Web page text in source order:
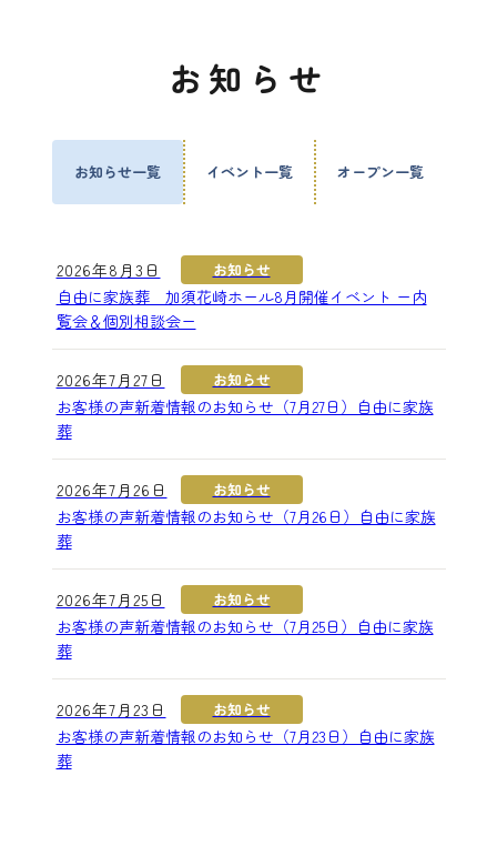
お知らせ
お知らせ一覧 イベント一覧 オープン一覧
2026年8月3日 お知らせ
自由に家族葬 加須花崎ホール8月開催イベント ー内
覧会＆個別相談会ー
2026年7月27日 お知らせ
お客様の声新着情報のお知らせ（7月27日）自由に家族
葬
2026年7月26日 お知らせ
お客様の声新着情報のお知らせ（7月26日）自由に家族
葬
2026年7月25日 お知らせ
お客様の声新着情報のお知らせ（7月25日）自由に家族
葬
2026年7月23日 お知らせ
お客様の声新着情報のお知らせ（7月23日）自由に家族
葬